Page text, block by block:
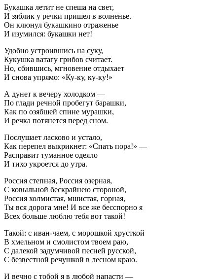
Букашка летит не спеша на свет,
И зяблик у речки пришел в волненье.
Он клюнул букашкино отраженье
И изумился: букашки нет!
Удобно устроившись на суку,
Кукушка ватагу грибов считает.
Но, сбившись, мгновение отдыхает
И снова упрямо: «Ку-ку, ку-ку!»
А дунет к вечеру холодком —
По глади речной пробегут барашки,
Как по озябшей спине мурашки,
И речка потянется перед сном.
Послушает ласково и устало,
Как перепел выкрикнет: «Спать пора!» —
Расправит туманное одеяло
И тихо укроется до утра.
Россия степная, Россия озерная,
С ковыльной бескрайнею стороной,
Россия холмистая, мшистая, горная,
Ты вся дорога мне! И все же бесспорно я
Всех больше люблю тебя вот такой!
Такой: с иван-чаем, с морошкой хрусткой
В хмельном и смолистом твоем раю,
С далекой задумчивой песней русской,
С безвестной речушкой в лесном краю.
И вечно с тобой я в любой напасти —